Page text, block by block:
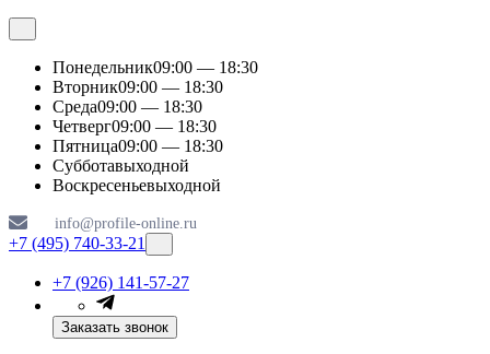
Понедельник09:00 — 18:30
Вторник09:00 — 18:30
Среда09:00 — 18:30
Четверг09:00 — 18:30
Пятница09:00 — 18:30
Субботавыходной
Воскресеньевыходной
info@profile-online.ru
+7 (495) 740-33-21
+7 (926) 141-57-27
Заказать звонок